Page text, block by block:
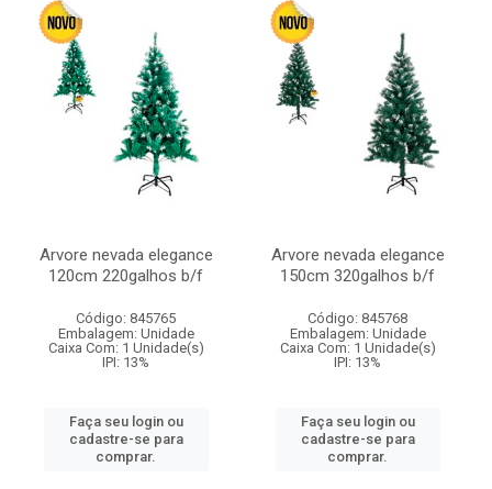
Arvore nevada elegance
120cm 220galhos b/f
Código: 845765
Embalagem: Unidade
Caixa Com: 1 Unidade(s)
IPI: 13%
Faça seu login ou
cadastre-se para
comprar.
Arvore nevada elegance
150cm 320galhos b/f
Código: 845768
Embalagem: Unidade
Caixa Com: 1 Unidade(s)
IPI: 13%
Faça seu login ou
cadastre-se para
comprar.